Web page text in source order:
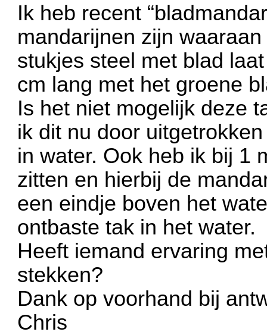
Ik heb recent
mandarijnen zijn
stukjes steel met blad
cm lang met het groene
Is het niet mogelijk deze
ik dit nu door
in water. Ook heb ik bij 1
zitten en hierbij de
een eindje boven het
ontbaste tak in het water.
Heeft iemand ervaring
stekken?
Dank op voorhand bij
Chris